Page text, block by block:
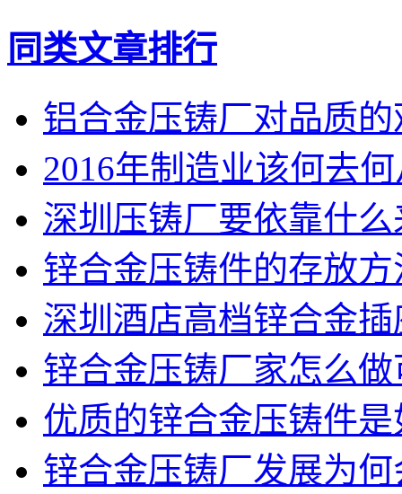
同类文章排行
铝合金压铸厂对品质的
2016年制造业该何去
深圳压铸厂要依靠什
锌合金压铸件的存放方
深圳酒店高档锌合金
锌合金压铸厂家怎么
优质的锌合金压铸件
锌合金压铸厂发展为